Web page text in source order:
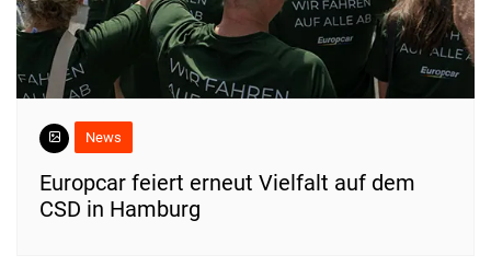
News
Europcar feiert erneut Vielfalt auf dem
CSD in Hamburg